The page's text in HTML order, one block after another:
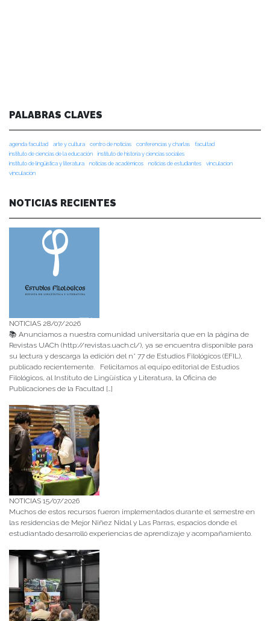
PALABRAS CLAVES
agenda facultad arte y cultura centro de noticias conferencias y charlas
facultad
instituto de ciencias de la educación
instituto de historia y ciencias sociales
instituto de lingüística y literatura
noticias de académicos noticias de estudiantes
vinculacion
vinculación
NOTICIAS RECIENTES
NOTICIAS 28/07/2026
📚 Anunciamos a nuestra comunidad universitaria que en la página de
Revistas UACh (http://revistas.uach.cl/), ya se encuentra disponible para
su lectura y descarga la edición del n° 77 de Estudios Filológicos (EFIL),
publicado recientemente. Felicitamos al equipo editorial de Estudios
Filológicos, al Instituto de Lingüística y Literatura, la Oficina de
Publicaciones de la Facultad […]
NOTICIAS 15/07/2026
Muchos de estos recursos fueron implementados durante el semestre en
las residencias de Mejor Niñez Nidal y Las Parras, espacios donde el
estudiantado desarrolló experiencias de aprendizaje y acompañamiento.